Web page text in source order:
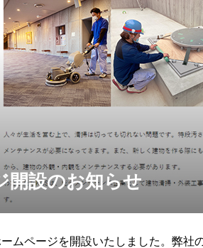
開設のお知らせ
ムページを開設いたしました。弊社